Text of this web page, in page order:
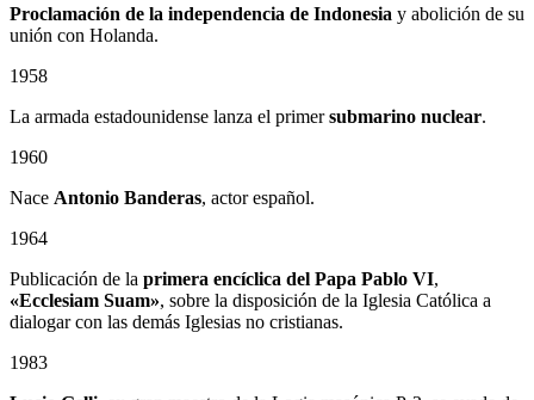
Proclamación de la independencia de Indonesia y abolición de su
unión con Holanda.
1958
La armada estadounidense lanza el primersubmarino nuclear.
1960
Nace Antonio Banderas, actor español.
1964
Publicación de la primera encíclica del Papa Pablo VI,
«Ecclesiam Suam», sobre la disposición de la Iglesia Católica a
dialogar con las demás Iglesias no cristianas.
1983